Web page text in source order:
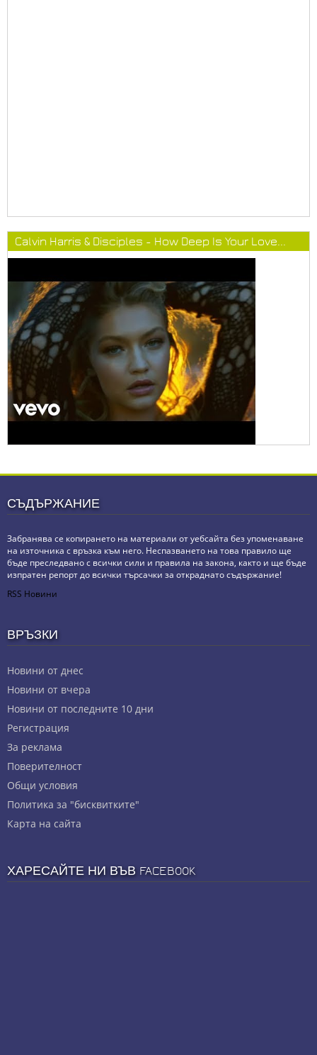
Calvin Harris & Disciples - How Deep Is Your Love...
СЪДЪРЖАНИЕ
Забранява се копирането на материали от уебсайта без упоменаване
на източника с връзка към него. Неспазването на това правило ще
бъде преследвано с всички сили и правила на закона, както и ще бъде
изпратен репорт до всички търсачки за откраднато съдържание!
RSS Новини
ВРЪЗКИ
Новини от днес
Новини от вчера
Новини от последните 10 дни
Регистрация
За реклама
Πoвepитeлнocт
Общи условия
Политика за "бисквитките"
Карта на сайта
ХАРЕСАЙТЕ НИ ВЪВ FACEBOOK